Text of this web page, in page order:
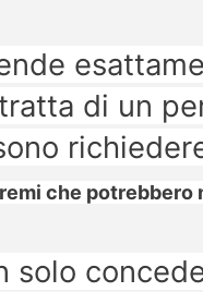
di un
che
solo